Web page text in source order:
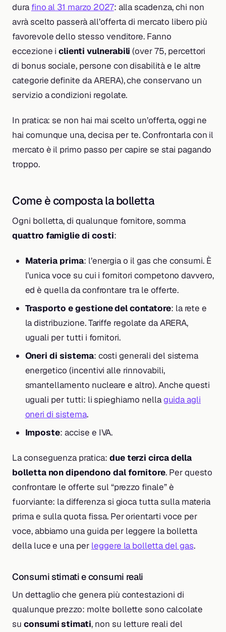
dura fino al 31 marzo 2027: alla scadenza, chi non
avrà scelto passerà all’offerta di mercato libero più
favorevole dello stesso venditore. Fanno
eccezione iclienti vulnerabili (over 75, percettori
di bonus sociale, persone con disabilità e le altre
categorie definite da ARERA), che conservano un
servizio a condizioni regolate.
In pratica: se non hai mai scelto un’offerta, oggi ne
hai comunque una, decisa per te. Confrontarla con il
mercato è il primo passo per capire se stai pagando
troppo.
Come è composta la bolletta
Ogni bolletta, di qualunque fornitore, somma
quattro famiglie di costi:
Materia prima: l’energia o il gas che consumi. È
l’unica voce su cui i fornitori competono davvero,
ed è quella da confrontare tra le offerte.
Trasporto e gestione del contatore: la rete e
la distribuzione. Tariffe regolate da ARERA,
uguali per tutti i fornitori.
Oneri di sistema: costi generali del sistema
energetico (incentivi alle rinnovabili,
smantellamento nucleare e altro). Anche questi
uguali per tutti: li spieghiamo nellaguida agli
oneri di sistema.
Imposte: accise e IVA.
La conseguenza pratica: due terzi circa della
bolletta non dipendono dal fornitore. Per questo
confrontare le offerte sul “prezzo finale” è
fuorviante: la differenza si gioca tutta sulla materia
prima e sulla quota fissa. Per orientarti voce per
voce, abbiamo una guida per leggere la bolletta
della luce e una per leggere la bolletta del gas.
Consumi stimati e consumi reali
Un dettaglio che genera più contestazioni di
qualunque prezzo: molte bollette sono calcolate
su consumi stimati, non su letture reali del